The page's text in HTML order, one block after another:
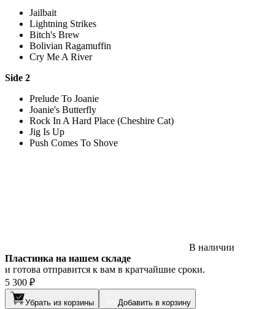
Jailbait
Lightning Strikes
Bitch's Brew
Bolivian Ragamuffin
Cry Me A River
Side 2
Prelude To Joanie
Joanie's Butterfly
Rock In A Hard Place (Cheshire Cat)
Jig Is Up
Push Comes To Shove
В наличии
Пластинка на нашем складе
и готова отправится к вам в кратчайшие сроки.
5 300 ₽
Убрать из корзины
Добавить в корзину